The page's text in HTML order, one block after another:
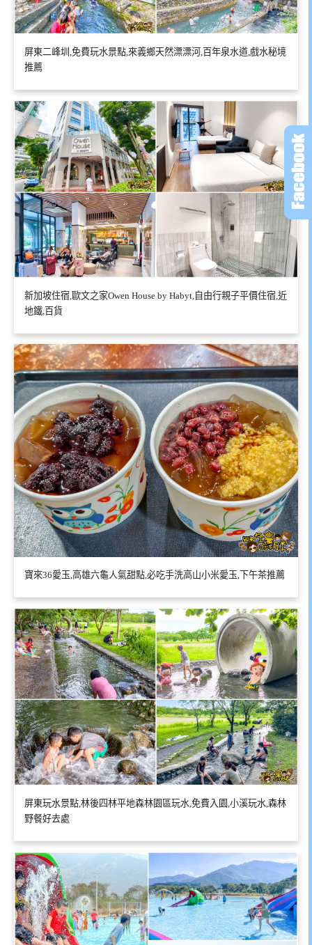
屏東二峰圳,免費玩水景點,來義鄉天然漂漂河,百年泉水道,戲水秘境
推薦
新加坡住宿,歐文之家Owen House by Habyt,自由行親子平價住宿,近
地鐵,百貨
寶來36愛玉,高雄六龜人氣甜點,必吃手洗高山小米愛玉,下午茶推薦
屏東玩水景點,林後四林平地森林園區玩水,免費入園,小溪玩水,森林
野餐好去處